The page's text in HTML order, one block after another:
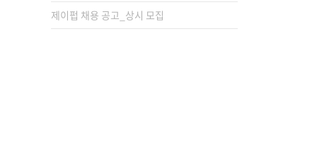
제이펍 채용 공고_상시 모집